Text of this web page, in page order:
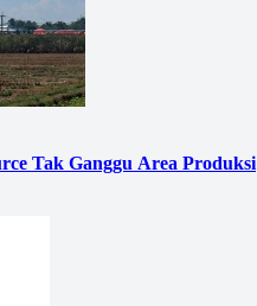
Tak Ganggu Area Produksi